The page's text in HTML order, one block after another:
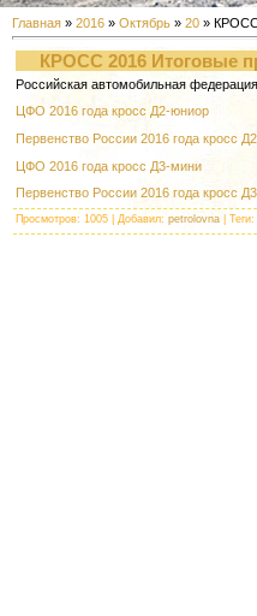
Главная » 2016 » Октябрь » 20 » КРОСС
КРОСС 2016 Итоговые
Российская автомобильная
ЦФО 2016 года кросс Д2-юниор
Первенство России 2016 года кросс
ЦФО 2016 года кросс Д3-мини
Первенство России 2016 года кросс
Просмотров: 1005 | Добавил: petrolovna Теги: